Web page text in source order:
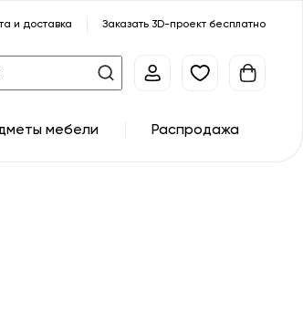
и доставка Заказать 3D-проект бесплатно
мебели Распродажа